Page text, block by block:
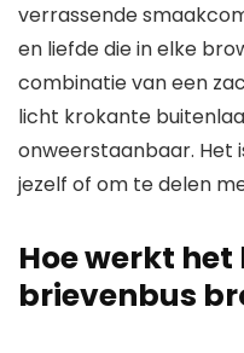
verrassende
en liefde die in elke
combinatie van een
licht krokante
onweerstaanbaar. Het
jezelf of om te delen
Hoe werkt
brievenbus